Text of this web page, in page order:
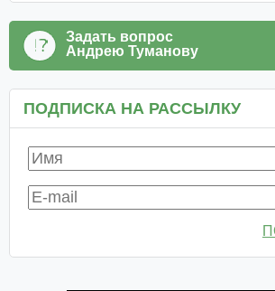
Задать вопрос
Андрею Туманову
ПОДПИСКА НА РАССЫЛКУ